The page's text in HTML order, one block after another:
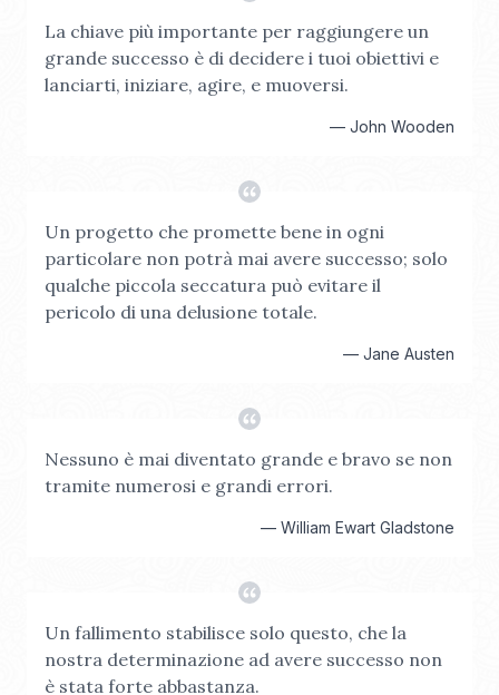
La chiave più importante per raggiungere un
grande successo è di decidere i tuoi obiettivi e
lanciarti, iniziare, agire, e muoversi.
— John Wooden
Un progetto che promette bene in ogni
particolare non potrà mai avere successo; solo
qualche piccola seccatura può evitare il
pericolo di una delusione totale.
— Jane Austen
Nessuno è mai diventato grande e bravo se non
tramite numerosi e grandi errori.
— William Ewart Gladstone
Un fallimento stabilisce solo questo, che la
nostra determinazione ad avere successo non
è stata forte abbastanza.